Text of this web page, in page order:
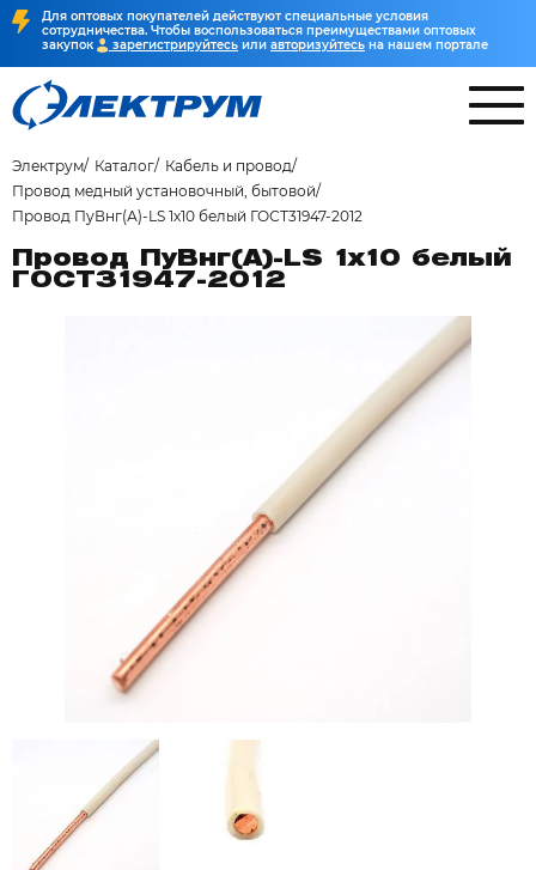
Для оптовых покупателей действуют специальные условия
сотрудничества. Чтобы воспользоваться преимуществами оптовых
закупок
зарегистрируйтесь или авторизуйтесь на нашем портале
Электрум Каталог
Кабель и провод
Провод медный установочный, бытовой
Провод ПуВнг(А)-LS 1х10 белый ГОСТ31947-2012
Провод ПуВнг(А)-LS 1х10 белый
ГОСТ31947-2012